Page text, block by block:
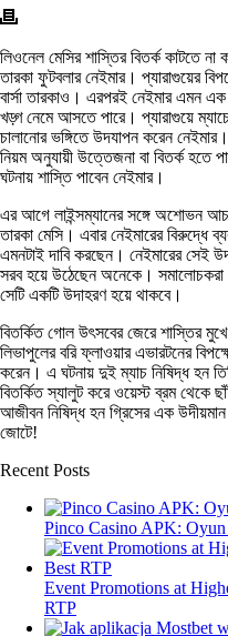
লিওনেল মেসির শাস্তির বিতর্ক কাটতে
তারকা ফুটবলার নেইমার। প্যারাগুয়ের
বার্সা তারকাও। এরপরই নেইমার এমন
খড়্গ নেমে আসতে পারে। প্যারাগুয়ে
চালানোর ভঙ্গিতে উদযাপন করেন
নিয়ম অনুযায়ী উত্তেজনা বা বিতর্ক হতে
ঘটনায় শাস্তি পাবেন নেইমার।
এর আগে লাইন্সম্যানের সঙ্গে অশোভন
তারকা মেসি। এবার নেইমারের বিরুদ্ধে
এমনটাই দাবি করছেন। নেইমারের সেই
সরব হয়ে উঠেছেন অনেকে। সমালোচকরা
সেটি একটি উদাহরণ হয়ে থাকবে।
বিতর্কিত গোল উৎসবের জেরে শাস্তির
লিভাপুলের বরি ফ্লাওয়ার এভারটনের
করেন। এ ঘটনায় দুই ম্যাচ নিষিদ্ধ হন
বিতর্কিত স্যালুট করে ওয়েস্ট ব্রম থেকে
আজীবন নিষিদ্ধ হন গ্রিসের এক
জোটে!
Recent Posts
Pinco Casino APK: Oyun
Event Promotions at
RTP